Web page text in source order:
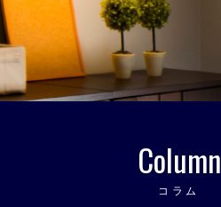
Column
コラム